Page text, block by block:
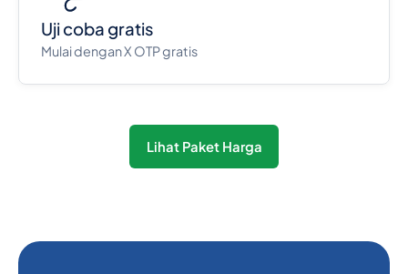
Uji coba gratis
Mulai dengan X OTP gratis
Lihat Paket Harga